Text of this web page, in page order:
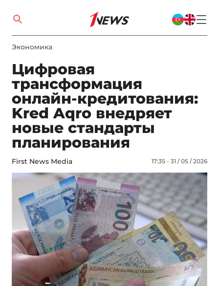
Экономика
Цифровая
трансформация
онлайн-кредитования:
Kred Aqro внедряет
новые стандарты
планирования
First News Media 17:35 - 31 / 05 / 2026